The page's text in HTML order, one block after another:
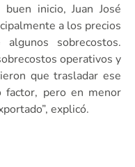
inicio, Juan José
a los precios
sobrecostos.
operativos y
que trasladar ese
factor, pero en menor
explicó.